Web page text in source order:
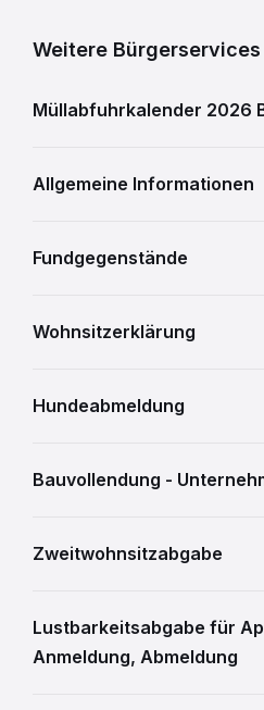
Weitere Bürgerservices
Müllabfuhrkalender 2026
Allgemeine Informationen
Fundgegenstände
Wohnsitzerklärung
Hundeabmeldung
Bauvollendung -
Zweitwohnsitzabgabe
Lustbarkeitsabgabe für
Anmeldung, Abmeldung